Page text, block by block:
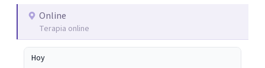
Online
Terapia online
Hoy